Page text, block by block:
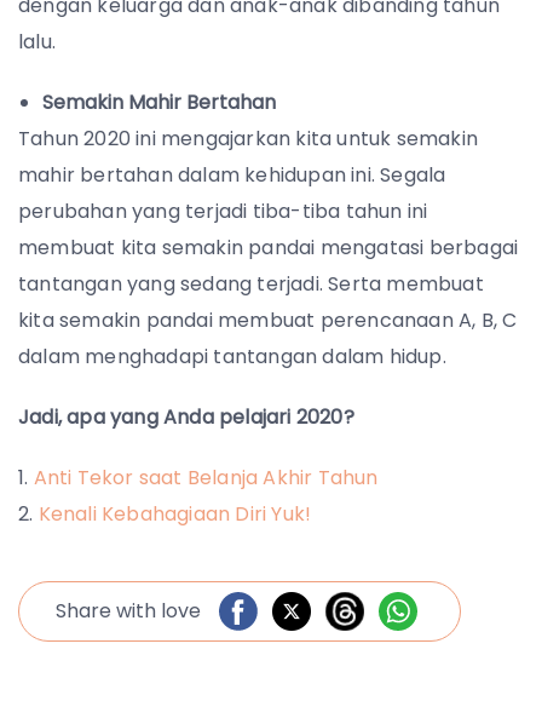
dengan keluarga dan anak-anak dibanding tahun
lalu.
Semakin Mahir Bertahan
Tahun 2020 ini mengajarkan kita untuk semakin
mahir bertahan dalam kehidupan ini. Segala
perubahan yang terjadi tiba-tiba tahun ini
membuat kita semakin pandai mengatasi berbagai
tantangan yang sedang terjadi. Serta membuat
kita semakin pandai membuat perencanaan A, B, C
dalam menghadapi tantangan dalam hidup.
Jadi, apa yang Anda pelajari 2020?
Anti Tekor saat Belanja Akhir Tahun
Kenali Kebahagiaan Diri Yuk!
Share with love